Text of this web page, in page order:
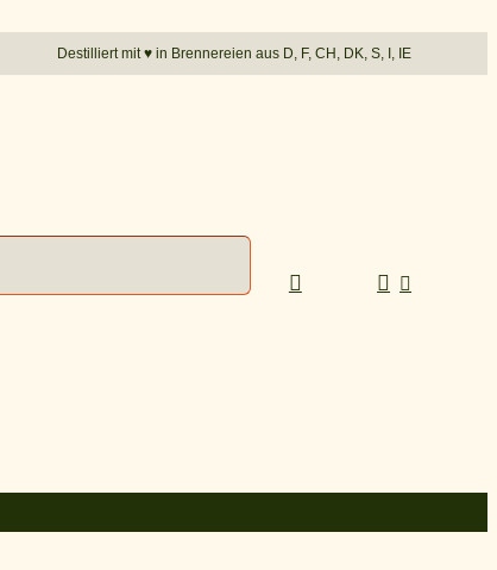
Destilliert mit♥︎ in Brennereien aus D, F, CH, DK, S, I, IE